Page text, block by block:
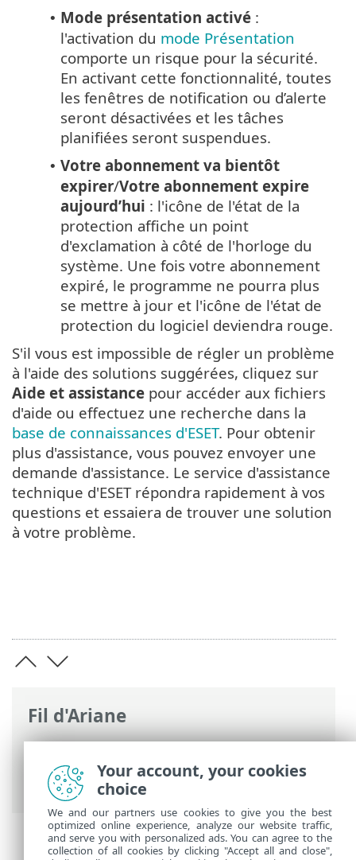
Fil d'Ariane
Aide en ligne d'ESET>ESET Small
Business Security>Utilisation de ESET
Small Business Security
• Mode présentation activé :
l'activation du mode Présentation
comporte un risque pour la sécurité.
En activant cette fonctionnalité, toutes
les fenêtres de notification ou d’alerte
seront désactivées et les tâches
planifiées seront suspendues.
• Votre abonnement va bientôt
expirer/Votre abonnement expire
aujourd’hui : l'icône de l'état de la
protection affiche un point
d'exclamation à côté de l'horloge du
système. Une fois votre abonnement
expiré, le programme ne pourra plus
se mettre à jour et l'icône de l'état de
protection du logiciel deviendra rouge.
S'il vous est impossible de régler un problème
à l'aide des solutions suggérées, cliquez sur
Aide et assistance pour accéder aux fichiers
d'aide ou effectuez une recherche dans la
base de connaissances d'ESET. Pour obtenir
plus d'assistance, vous pouvez envoyer une
demande d'assistance. Le service d'assistance
technique d'ESET répondra rapidement à vos
questions et essaiera de trouver une solution
à votre problème.
Your account, your cookies
choice
We and our partners use cookies to give you the best
optimized online experience, analyze our website traffic,
and serve you with personalized ads. You can agree to the
collection of all cookies by clicking "Accept all and close",